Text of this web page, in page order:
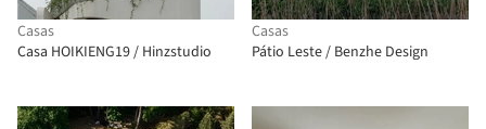
Casas
Casa HOIKIENG19 / Hinzstudio
Casas
Pátio Leste / Benzhe Design